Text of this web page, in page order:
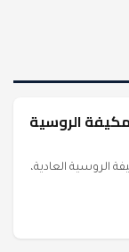
الروسية
الروسية العادية،